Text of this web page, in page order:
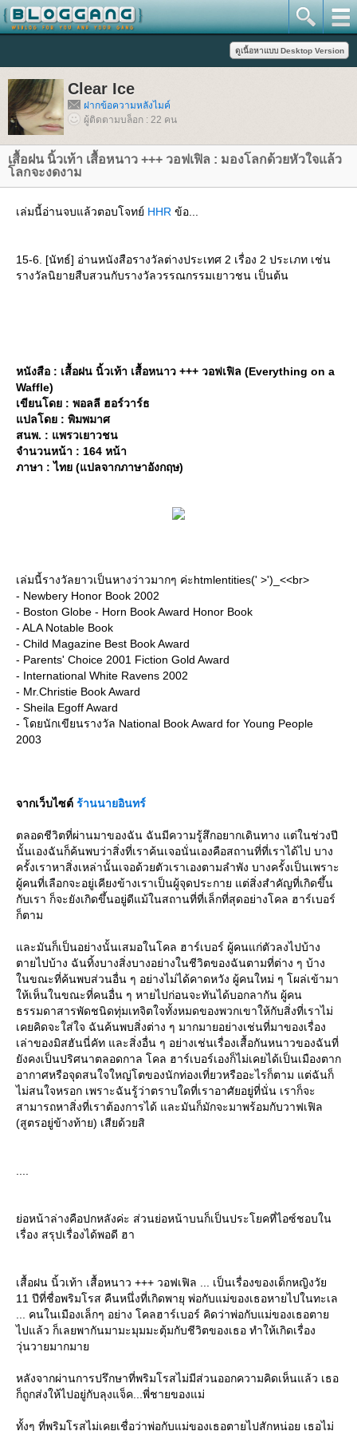
Clear Ice
ฝากข้อความหลังไมค์
ผู้ติดตามบล็อก : 22 คน
เสื้อฝน นิ้วเท้า เสื้อหนาว +++ วอฟเฟิล : มองโลกด้วยหัวใจแล้ว
ลกจะงดงาม
เล่มนี้อ่านจบแล้วตอบโจทย์ HHR ข้อ...
15-6. [นัทธ์] อ่านหนังสือรางวัลต่างประเทศ 2 เรื่อง 2 ประเภท เช่น
รางวัลนิยายสืบสวนกับรางวัลวรรณกรรมเยาวชน เป็นต้น
หนังสือ : เสื้อฝน นิ้วเท้า เสื้อหนาว +++ วอฟเฟิล (Everything on a
Waffle)
เขียนโดย : พอลลี ฮอร์วาร์ธ
ปลโดย : พิมพมาศ
สนพ. : แพรวเยาวชน
จำนวนหน้า : 164 หน้า
ภาษา : ไทย (แปลจากภาษาอังกฤษ)
เล่มนี้รางวัลยาวเป็นหางว่าวมากๆ ค่ะhtmlentities(' >')_<<br>
- Newbery Honor Book 2002
- Boston Globe - Horn Book Award Honor Book
- ALA Notable Book
- Child Magazine Best Book Award
- Parents' Choice 2001 Fiction Gold Award
- International White Ravens 2002
- Mr.Christie Book Award
- Sheila Egoff Award
- โดยนักเขียนรางวัล National Book Award for Young People
2003
จากเว็บไซต์ ร้านนายอินทร์
ตลอดชีวิตที่ผ่านมาของฉัน ฉันมีความรู้สึกอยากเดินทาง แต่ในช่วงปี
นั้นเองฉันก็ค้นพบว่าสิ่งที่เราค้นเจอนั่นเองคือสถานที่ที่เราได้ไป บาง
ครั้งเราหาสิ่งเหล่านั้นเจอด้วยตัวเราเองตามลำพัง บางครั้งเป็นเพราะ
ผู้คนที่เลือกจะอยู่เคียงข้างเราเป็นผู้จุดประกาย แต่สิ่งสำคัญที่เกิดขึ้น
กับเรา ก็จะยังเกิดขึ้นอยู่ดีแม้ในสถานที่ที่เล็กที่สุดอย่างโคล ฮาร์เบอร์
ก็ตาม
ละมันก็เป็นอย่างนั้นเสมอในโคล ฮาร์เบอร์ ผู้คนแก่ตัวลงไปบ้าง
ตายไปบ้าง ฉันทิ้งบางสิ่งบางอย่างในชีวิตของฉันตามที่ต่าง ๆ บ้าง
นขณะที่ค้นพบส่วนอื่น ๆ อย่างไม่ได้คาดหวัง ผู้คนใหม่ ๆ โผล่เข้ามา
ห้เห็นในขณะที่คนอื่น ๆ หายไปก่อนจะทันได้บอกลากัน ผู้คน
ธรรมดาสารพัดชนิดทุ่มเทจิตใจทั้งหมดของพวกเขาให้กับสิ่งที่เราไม่
เคยคิดจะใส่ใจ ฉันค้นพบสิ่งต่าง ๆ มากมายอย่างเช่นที่มาของเรื่อง
เล่าของมิสฮันนี่คัท และสิ่งอื่น ๆ อย่างเช่นเรื่องเสื้อกันหนาวของฉันที่
ังคงเป็นปริศนาตลอดกาล โคล ฮาร์เบอร์เองก็ไม่เคยได้เป็นเมืองตาก
อากาศหรือจุดสนใจใหญ่โตของนักท่องเที่ยวหรืออะไรก็ตาม แต่ฉันก็
ไม่สนใจหรอก เพราะฉันรู้ว่าตราบใดที่เราอาศัยอยู่ที่นั่น เราก็จะ
สามารถหาสิ่งที่เราต้องการได้ และมันก็มักจะมาพร้อมกับวาฟเฟิล
(สูตรอยู่ข้างท้าย) เสียด้วยสิ
่อหน้าล่างคือปกหลังค่ะ ส่วนย่อหน้าบนก็เป็นประโยคที่ไอซ์ชอบใน
เรื่อง สรุปเรื่องได้พอดี ฮา
เสื้อฝน นิ้วเท้า เสื้อหนาว +++ วอฟเฟิล ... เป็นเรื่องของเด็กหญิงวั
11 ปีที่ชื่อพริมโรส คืนหนึ่งที่เกิดพายุ พ่อกับแม่ของเธอหายไปในทะเล
... คนในเมืองเล็กๆ อย่าง โคลฮาร์เบอร์ คิดว่าพ่อกับแม่ของเธอตา
ไปแล้ว ก็เลยพากันมามะมุมมะตุ้มกับชีวิตของเธอ ทำให้เกิดเรื่อง
วุ่นวายมากมา
หลังจากผ่านการปรึกษาที่พริมโรสไม่มีส่วนออกความคิดเห็นแล้ว เธอ
ก็ถูกส่งให้ไปอยู่กับลุงแจ็ค...พี่ชายของแม่
ทั้งๆ ที่พริมโรสไม่เคยเชื่อว่าพ่อกับแม่ของเธอตายไปสักหน่อย เธอไม่